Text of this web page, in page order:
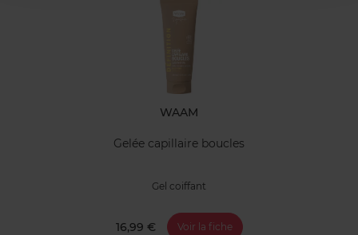
WAAM
Gelée capillaire boucles
Gel coiffant
16,99 € Voir la fiche